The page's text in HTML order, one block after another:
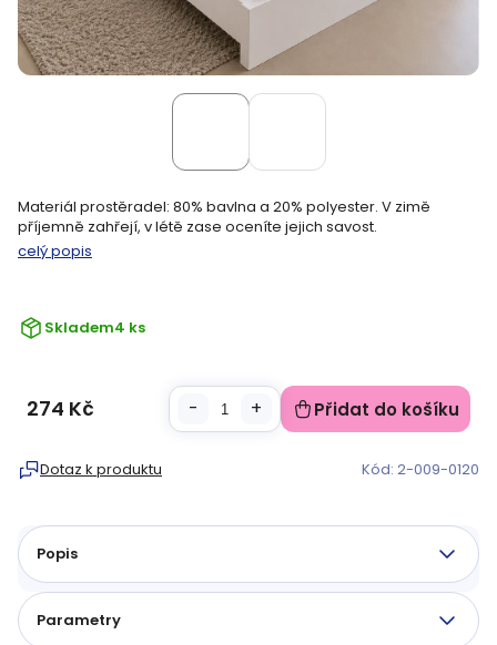
Skladem4 ks
Materiál prostěradel: 80% bavlna a 20% polyester. V zimě
příjemně zahřejí, v létě zase oceníte jejich savost.
celý popis
Dotaz k produktu Kód: 2-009-0120
274 Kč Přidat do košíku
Popis
Parametry